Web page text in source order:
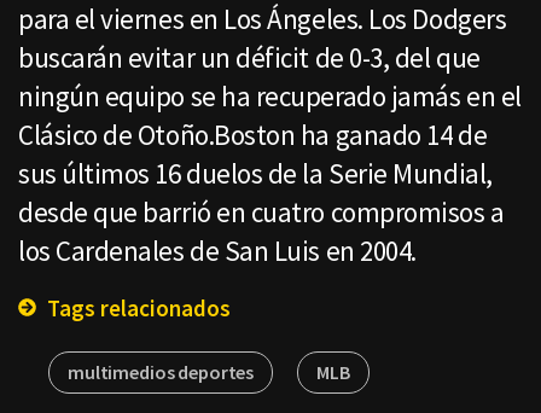
para el viernes en Los Ángeles. Los Dodgers
buscarán evitar un déficit de 0-3, del que
ningún equipo se ha recuperado jamás en el
Clásico de Otoño.Boston ha ganado 14 de
sus últimos 16 duelos de la Serie Mundial,
desde que barrió en cuatro compromisos a
los Cardenales de San Luis en 2004.
Tags relacionados
multimedios deportes MLB